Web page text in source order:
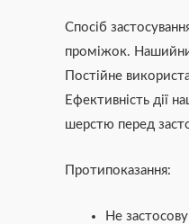
Спосіб
проміжок.
Постійне
Ефективність дії
шерстю перед
Протипоказання:
Не